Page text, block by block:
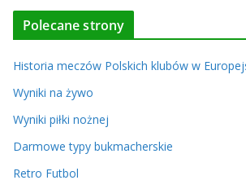
Polecane strony
Historia meczów Polskich klubów w
Wyniki na żywo
Wyniki piłki nożnej
Darmowe typy bukmacherskie
Retro Futbol